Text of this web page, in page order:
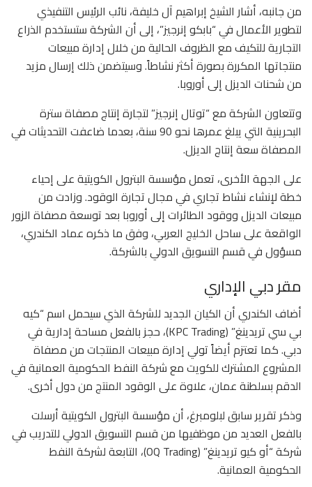
من جانبه، أشار الشيخ إبراهيم آل خليفة، نائب الرئيس التنفيذي
لتطوير الأعمال في “بابكو إنرجيز”، إلى أن الشركة ستستخدم الذراع
التجارية للتكيف مع الظروف الحالية من خلال إدارة مبيعات
منتجاتها المكررة بصورة أكثر نشاطاً. وسيتضمن ذلك إرسال مزيد
من شحنات الديزل إلى أوروبا.
وتتعاون الشركة مع “توتال إنرجيز” لتجارة إنتاج مصفاة سترة
البحرينية التي يبلغ عمرها نحو 90 سنة، بعدما ضاعفت التحديثات في
المصفاة سعة إنتاج الديزل.
على الجهة الأخرى، تعمل مؤسسة البترول الكويتية على إحياء
خطة لإنشاء نشاط تجاري في مجال تجارة الوقود. وزادت من
مبيعات الديزل ووقود الطائرات إلى أوروبا بعد توسعة مصفاة الزور
الواقعة على ساحل الخليج العربي، وفق ما ذكره عماد الكندري،
مسؤول في قسم التسويق الدولي بالشركة.
مقر دبي الإداري
أضاف الكندري أن الكيان الجديد للشركة الذي سيحمل اسم “كيه
بي سي تريدينغ” (KPC Trading)، حجز بالفعل مساحة إدارية في
دبي. كما تعتزم أيضاً تولي إدارة مبيعات المنتجات من مصفاة
المشروع المشترك للكويت مع شركة النفط الحكومية العمانية في
الدقم بسلطنة عمان، علاوة على الوقود المنتج من دول أخرى.
وذكر تقرير سابق لبلومبرغ، أن مؤسسة البترول الكويتية أرسلت
بالفعل العديد من موظفيها من قسم التسويق الدولي للتدريب في
شركة “أو كيو تريدينغ” (OQ Trading)، التابعة لشركة النفط
الحكومية العمانية.